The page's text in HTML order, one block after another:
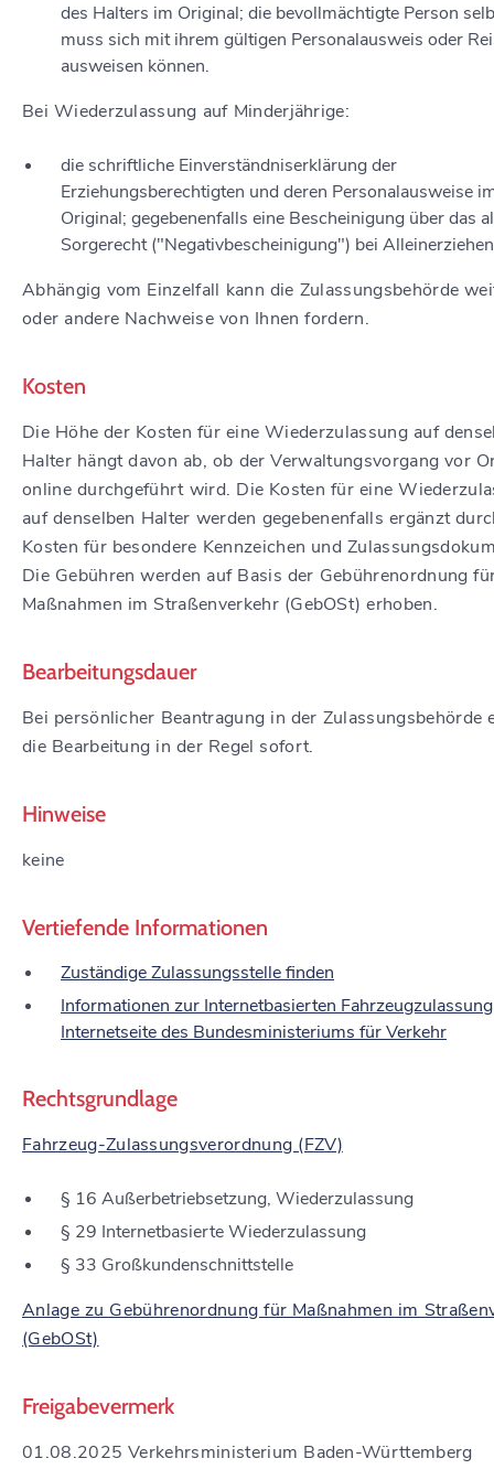
des Halters im Original; die bevollmächtigte Person
muss sich mit ihrem gültigen Personalausweis oder
ausweisen können.
Bei Wiederzulassung auf Minderjährige:
die schriftliche Einverständniserklärung der
Erziehungsberechtigten und deren Personalausweise
Original; gegebenenfalls eine Bescheinigung über das
Sorgerecht ("Negativbescheinigung") bei
Abhängig vom Einzelfall kann die Zulassungsbehörde
oder andere Nachweise von Ihnen fordern.
Kosten
Die Höhe der Kosten für eine Wiederzulassung auf
Halter hängt davon ab, ob der Verwaltungsvorgang vor
online durchgeführt wird. Die Kosten für eine
auf denselben Halter werden gegebenenfalls ergänzt
Kosten für besondere Kennzeichen und
Die Gebühren werden auf Basis der Gebührenordnung
Maßnahmen im Straßenverkehr (GebOSt) erhoben.
Bearbeitungsdauer
Bei persönlicher Beantragung in der Zulassungsbehörde
die Bearbeitung in der Regel sofort.
Hinweise
keine
Vertiefende Informationen
Zuständige Zulassungsstelle finden
Informationen zur Internetbasierten
Internetseite des Bundesministeriums für Verkehr
Rechtsgrundlage
Fahrzeug-Zulassungsverordnung (FZV)
§ 16 Außerbetriebsetzung, Wiederzulassung
§ 29 Internetbasierte Wiederzulassung
§ 33 Großkundenschnittstelle
Anlage zu Gebührenordnung für Maßnahmen im
(GebOSt)
Freigabevermerk
01.08.2025 Verkehrsministerium Baden-Württemberg